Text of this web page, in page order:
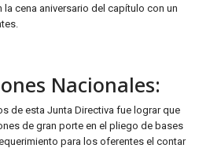
cena aniversario del capítulo con un
Nacionales:
de esta Junta Directiva fue lograr que
de gran porte en el pliego de bases
para los oferentes el contar